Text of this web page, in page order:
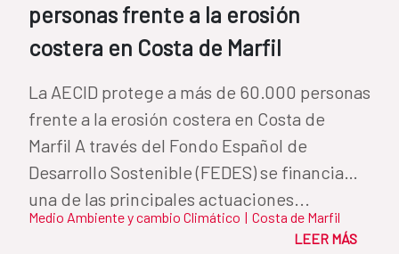
personas frente a la erosión
costera en Costa de Marfil
La AECID protege a más de 60.000 personas
frente a la erosión costera en Costa de
Marfil A través del Fondo Español de
Desarrollo Sostenible (FEDES) se financia
una de las principales actuaciones...
Medio Ambiente y cambio Climático | Costa de Marfil
LEER MÁS